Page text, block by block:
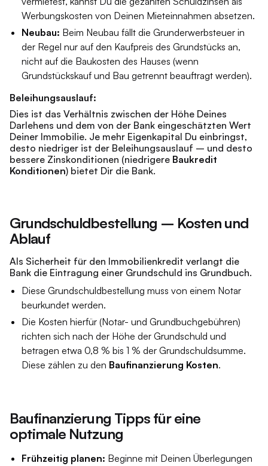
Werbungskosten von Deinen Mieteinnahmen absetzen.
Neubau: Beim Neubau fällt die Grunderwerbsteuer in
der Regel nur auf den Kaufpreis des Grundstücks an,
nicht auf die Baukosten des Hauses (wenn
Grundstückskauf und Bau getrennt beauftragt werden).
Beleihungsauslauf:
Dies ist das Verhältnis zwischen der Höhe Deines
Darlehens und dem von der Bank eingeschätzten Wert
Deiner Immobilie. Je mehr Eigenkapital Du einbringst,
desto niedriger ist der Beleihungsauslauf – und desto
bessere Zinskonditionen (niedrigere Baukredit
Konditionen) bietet Dir die Bank.
Grundschuldbestellung – Kosten und
Ablauf
Als Sicherheit für den Immobilienkredit verlangt die
Bank die Eintragung einer Grundschuld ins Grundbuch.
Diese Grundschuldbestellung muss von einem Notar
beurkundet werden.
Die Kosten hierfür (Notar- und Grundbuchgebühren)
richten sich nach der Höhe der Grundschuld und
betragen etwa 0,8 % bis 1 % der Grundschuldsumme.
Diese zählen zu den Baufinanzierung Kosten.
Baufinanzierung Tipps für eine
optimale Nutzung
Frühzeitig planen: Beginne mit Deinen Überlegungen